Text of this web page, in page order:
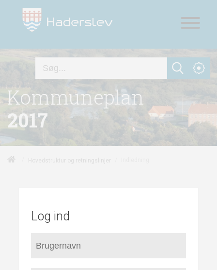
Kommuneplan
2017
Log ind